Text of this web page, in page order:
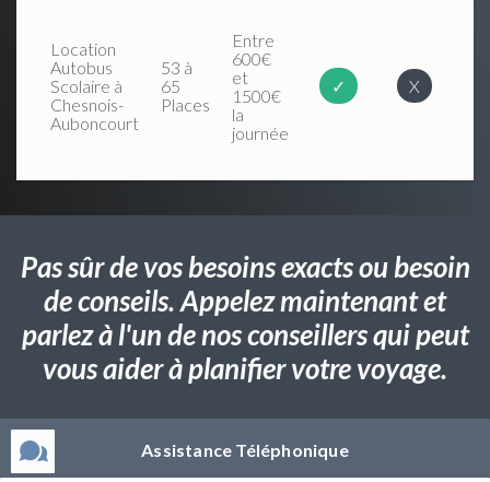
Location
Autobus
Scolaire à
Chesnois-
Auboncourt
53 à
65
Places
Entre
600€
et
1500€
la
journée
✓ X
Pas sûr de vos besoins exacts ou besoin
de conseils. Appelez maintenant et
parlez à l'un de nos conseillers qui peut
vous aider à planifier votre voyage.
Assistance Téléphonique